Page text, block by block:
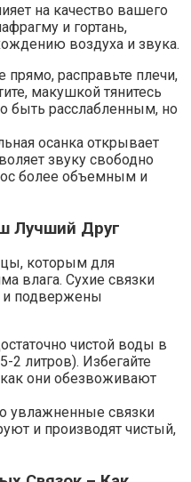
на качество вашего
и гортань,
воздуха и звука.
прямо, расправьте плечи,
макушкой тянитесь
быть расслабленным, но
осанка открывает
звуку свободно
более объемным и
Лучший Друг
которым для
влага. Сухие связки
и подвержены
чистой воды в
2 литров). Избегайте
как они обезвоживают
увлажненные связки
и производят чистый,